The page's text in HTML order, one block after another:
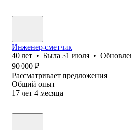
Инженер-сметчик
40 лет • Была 31 июля •
90 000 ₽
Рассматривает предложения
Общий опыт
17 лет 4 месяца